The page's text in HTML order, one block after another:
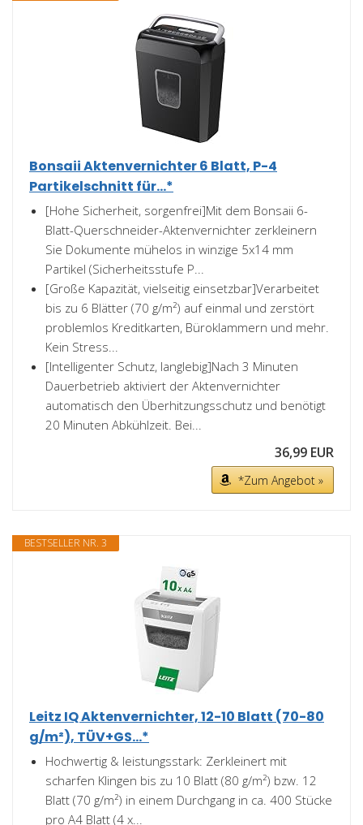
Bonsaii Aktenvernichter 6 Blatt, P-4
Partikelschnitt für...*
[Hohe Sicherheit, sorgenfrei]Mit dem Bonsaii 6-
Blatt-Querschneider-Aktenvernichter zerkleinern
Sie Dokumente mühelos in winzige 5x14 mm
Partikel (Sicherheitsstufe P...
[Große Kapazität, vielseitig einsetzbar]Verarbeitet
bis zu 6 Blätter (70 g/m²) auf einmal und zerstört
problemlos Kreditkarten, Büroklammern und mehr.
Kein Stress...
[Intelligenter Schutz, langlebig]Nach 3 Minuten
Dauerbetrieb aktiviert der Aktenvernichter
automatisch den Überhitzungsschutz und benötigt
20 Minuten Abkühlzeit. Bei...
36,99 EUR
*Zum Angebot »
BESTSELLER NR. 3
Leitz IQ Aktenvernichter, 12-10 Blatt (70-80
g/m²), TÜV+GS...*
Hochwertig & leistungsstark: Zerkleinert mit
scharfen Klingen bis zu 10 Blatt (80 g/m²) bzw. 12
Blatt (70 g/m²) in einem Durchgang in ca. 400 Stücke
pro A4 Blatt (4 x...